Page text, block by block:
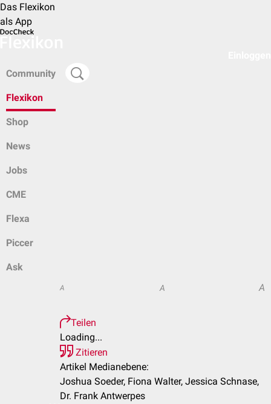
Das Flexikon
als App
Community
Flexikon
Shop
News
Jobs
CME
Flexa
Piccer
Ask
A A A
Teilen
Loading...
Zitieren
Artikel Medianebene:
Joshua Soeder, Fiona Walter, Jessica Schnase,
Dr. Frank Antwerpes